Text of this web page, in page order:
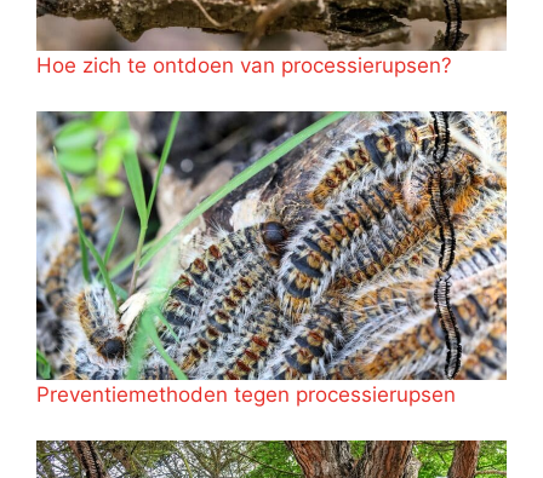
Hoe zich te ontdoen van processierupsen?
Preventiemethoden tegen processierupsen